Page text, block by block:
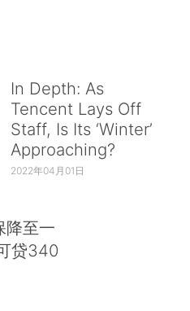
In Depth: As
Tencent Lays Off
Staff, Is Its ‘Winter’
Approaching?
2022年04月01日
降至一
贷340